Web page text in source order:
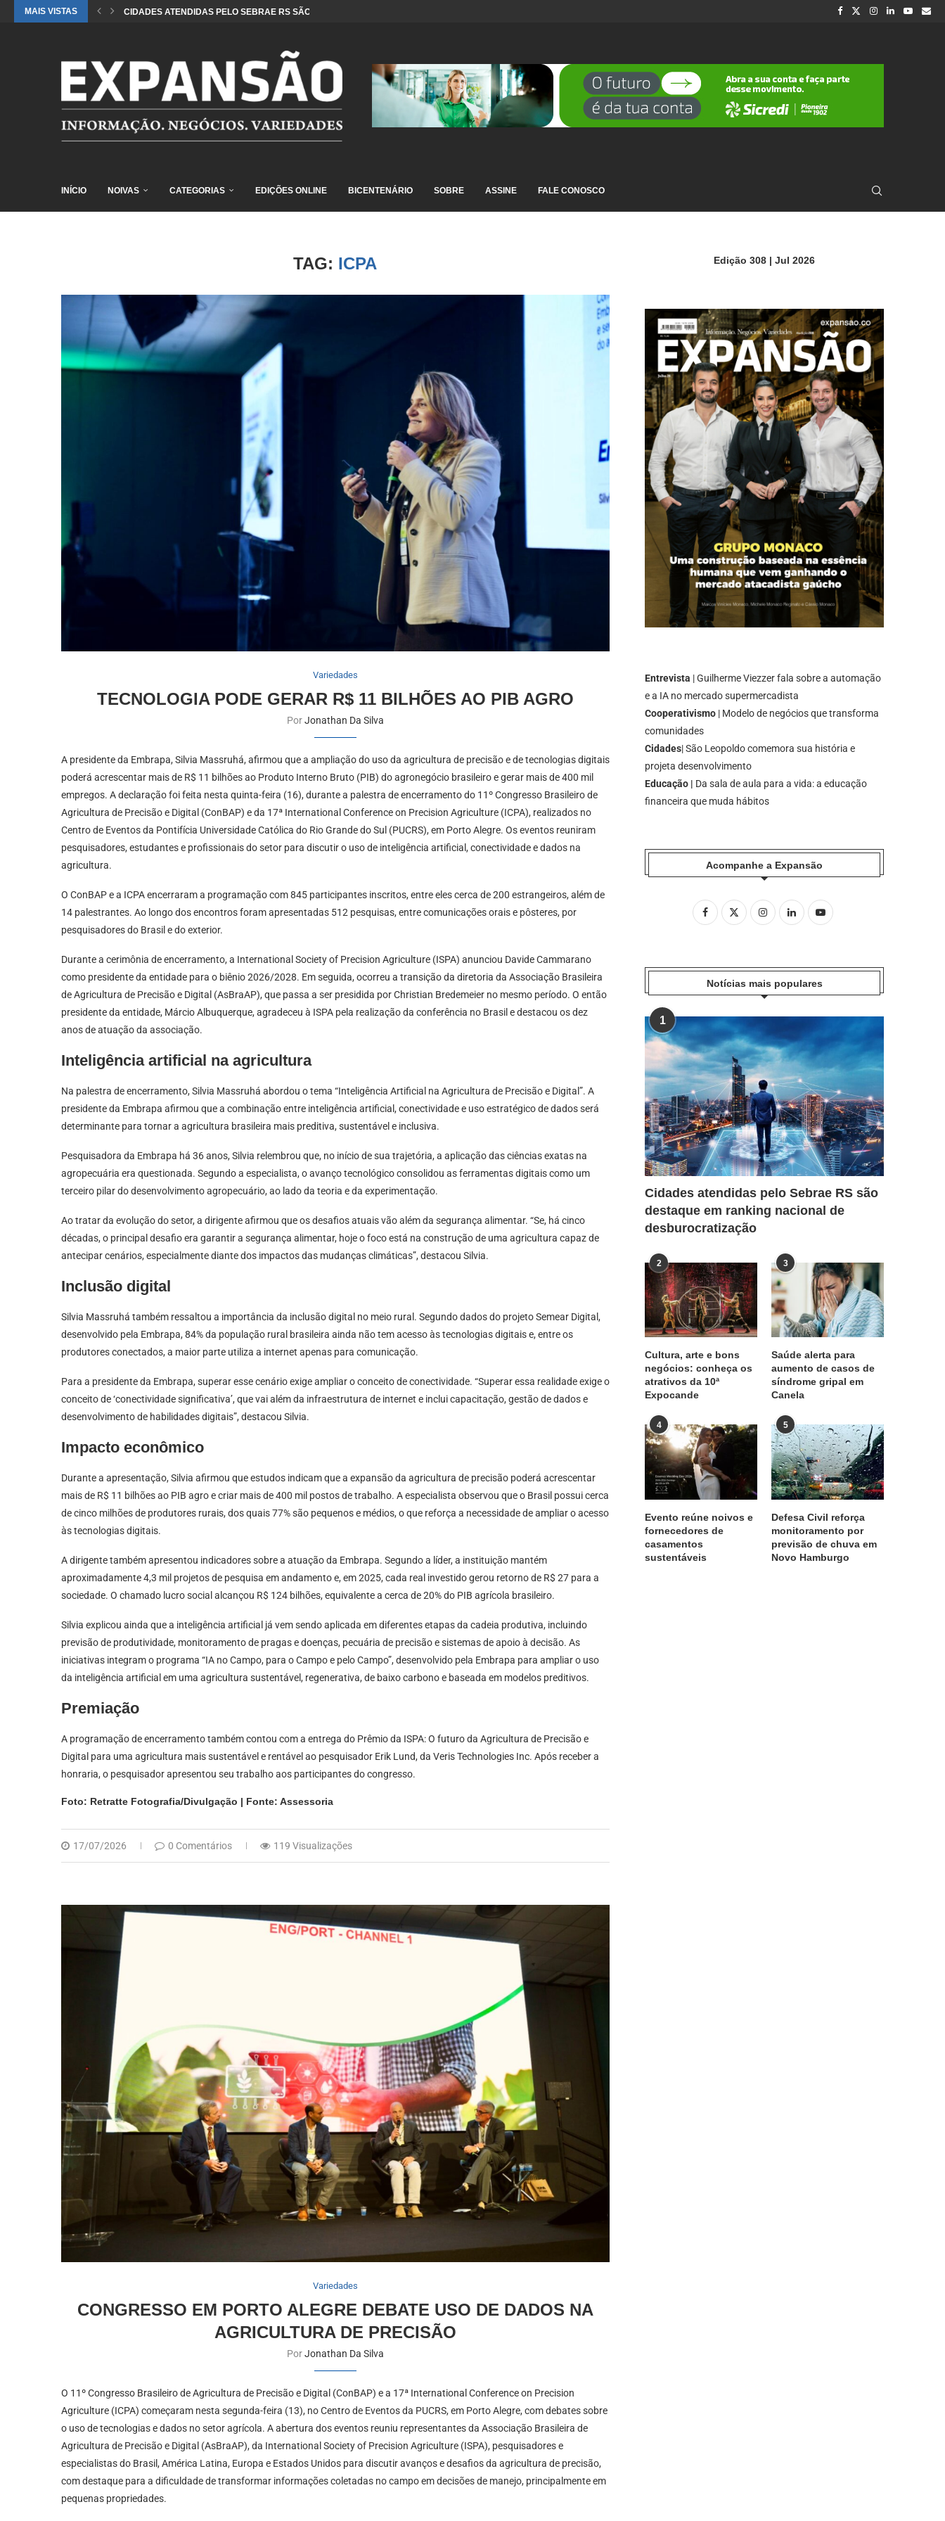
MAIS VISTAS CIDADES ATENDIDAS PELO SEBRAE RS SÃO DESTAQUE EM RANKING NACIONAL...
INÍCIO NOIVAS CATEGORIAS EDIÇÕES ONLINE BICENTENÁRIO SOBRE ASSINE FALE CONOSCO
TAG: ICPA
Variedades
TECNOLOGIA PODE GERAR R$ 11 BILHÕES AO PIB AGRO
PorJonathan Da Silva
A presidente da Embrapa, Silvia Massruhá, afirmou que a ampliação do uso da agricultura de precisão e de tecnologias digitais
poderá acrescentar mais de R$ 11 bilhões ao Produto Interno Bruto (PIB) do agronegócio brasileiro e gerar mais de 400 mil
empregos. A declaração foi feita nesta quinta-feira (16), durante a palestra de encerramento do 11º Congresso Brasileiro de
Agricultura de Precisão e Digital (ConBAP) e da 17ª International Conference on Precision Agriculture (ICPA), realizados no
Centro de Eventos da Pontifícia Universidade Católica do Rio Grande do Sul (PUCRS), em Porto Alegre. Os eventos reuniram
pesquisadores, estudantes e profissionais do setor para discutir o uso de inteligência artificial, conectividade e dados na
agricultura.
O ConBAP e a ICPA encerraram a programação com 845 participantes inscritos, entre eles cerca de 200 estrangeiros, além de
14 palestrantes. Ao longo dos encontros foram apresentadas 512 pesquisas, entre comunicações orais e pôsteres, por
pesquisadores do Brasil e do exterior.
Durante a cerimônia de encerramento, a International Society of Precision Agriculture (ISPA) anunciou Davide Cammarano
como presidente da entidade para o biênio 2026/2028. Em seguida, ocorreu a transição da diretoria da Associação Brasileira
de Agricultura de Precisão e Digital (AsBraAP), que passa a ser presidida por Christian Bredemeier no mesmo período. O então
presidente da entidade, Márcio Albuquerque, agradeceu à ISPA pela realização da conferência no Brasil e destacou os dez
anos de atuação da associação.
Inteligência artificial na agricultura
Na palestra de encerramento, Silvia Massruhá abordou o tema “Inteligência Artificial na Agricultura de Precisão e Digital”. A
presidente da Embrapa afirmou que a combinação entre inteligência artificial, conectividade e uso estratégico de dados será
determinante para tornar a agricultura brasileira mais preditiva, sustentável e inclusiva.
Pesquisadora da Embrapa há 36 anos, Silvia relembrou que, no início de sua trajetória, a aplicação das ciências exatas na
agropecuária era questionada. Segundo a especialista, o avanço tecnológico consolidou as ferramentas digitais como um
terceiro pilar do desenvolvimento agropecuário, ao lado da teoria e da experimentação.
Ao tratar da evolução do setor, a dirigente afirmou que os desafios atuais vão além da segurança alimentar. “Se, há cinco
décadas, o principal desafio era garantir a segurança alimentar, hoje o foco está na construção de uma agricultura capaz de
antecipar cenários, especialmente diante dos impactos das mudanças climáticas”, destacou Silvia.
Inclusão digital
Silvia Massruhá também ressaltou a importância da inclusão digital no meio rural. Segundo dados do projeto Semear Digital,
desenvolvido pela Embrapa, 84% da população rural brasileira ainda não tem acesso às tecnologias digitais e, entre os
produtores conectados, a maior parte utiliza a internet apenas para comunicação.
Para a presidente da Embrapa, superar esse cenário exige ampliar o conceito de conectividade. “Superar essa realidade exige o
conceito de ‘conectividade significativa’, que vai além da infraestrutura de internet e inclui capacitação, gestão de dados e
desenvolvimento de habilidades digitais”, destacou Silvia.
Impacto econômico
Durante a apresentação, Silvia afirmou que estudos indicam que a expansão da agricultura de precisão poderá acrescentar
mais de R$ 11 bilhões ao PIB agro e criar mais de 400 mil postos de trabalho. A especialista observou que o Brasil possui cerca
de cinco milhões de produtores rurais, dos quais 77% são pequenos e médios, o que reforça a necessidade de ampliar o acesso
às tecnologias digitais.
A dirigente também apresentou indicadores sobre a atuação da Embrapa. Segundo a líder, a instituição mantém
aproximadamente 4,3 mil projetos de pesquisa em andamento e, em 2025, cada real investido gerou retorno de R$ 27 para a
sociedade. O chamado lucro social alcançou R$ 124 bilhões, equivalente a cerca de 20% do PIB agrícola brasileiro.
Silvia explicou ainda que a inteligência artificial já vem sendo aplicada em diferentes etapas da cadeia produtiva, incluindo
previsão de produtividade, monitoramento de pragas e doenças, pecuária de precisão e sistemas de apoio à decisão. As
iniciativas integram o programa “IA no Campo, para o Campo e pelo Campo”, desenvolvido pela Embrapa para ampliar o uso
da inteligência artificial em uma agricultura sustentável, regenerativa, de baixo carbono e baseada em modelos preditivos.
Premiação
A programação de encerramento também contou com a entrega do Prêmio da ISPA: O futuro da Agricultura de Precisão e
Digital para uma agricultura mais sustentável e rentável ao pesquisador Erik Lund, da Veris Technologies Inc. Após receber a
honraria, o pesquisador apresentou seu trabalho aos participantes do congresso.
Foto: Retratte Fotografia/Divulgação | Fonte: Assessoria
17/07/2026 0 Comentários 119 Visualizações
Variedades
CONGRESSO EM PORTO ALEGRE DEBATE USO DE DADOS NA
AGRICULTURA DE PRECISÃO
PorJonathan Da Silva
O 11º Congresso Brasileiro de Agricultura de Precisão e Digital (ConBAP) e a 17ª International Conference on Precision
Agriculture (ICPA) começaram nesta segunda-feira (13), no Centro de Eventos da PUCRS, em Porto Alegre, com debates sobre
o uso de tecnologias e dados no setor agrícola. A abertura dos eventos reuniu representantes da Associação Brasileira de
Agricultura de Precisão e Digital (AsBraAP), da International Society of Precision Agriculture (ISPA), pesquisadores e
especialistas do Brasil, América Latina, Europa e Estados Unidos para discutir avanços e desafios da agricultura de precisão,
com destaque para a dificuldade de transformar informações coletadas no campo em decisões de manejo, principalmente em
pequenas propriedades.
Edição 308 | Jul 2026
Entrevista | Guilherme Viezzer fala sobre a automação
e a IA no mercado supermercadista
Cooperativismo | Modelo de negócios que transforma
comunidades
Cidades| São Leopoldo comemora sua história e
projeta desenvolvimento
Educação | Da sala de aula para a vida: a educação
financeira que muda hábitos
Acompanhe a Expansão
Notícias mais populares
1
Cidades atendidas pelo Sebrae RS são
destaque em ranking nacional de
desburocratização
2
Cultura, arte e bons
negócios: conheça os
atrativos da 10ª
Expocande
3
Saúde alerta para
aumento de casos de
síndrome gripal em
Canela
4
Evento reúne noivos e
fornecedores de
casamentos
sustentáveis
5
Defesa Civil reforça
monitoramento por
previsão de chuva em
Novo Hamburgo